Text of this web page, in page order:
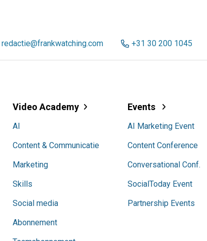
redactie@frankwatching.com +31 30 200 1045
Video Academy
AI
Content & Communicatie
Marketing
Skills
Social media
Abonnement
Events
AI Marketing Event
Content Conference
Conversational Conf.
SocialToday Event
Partnership Events